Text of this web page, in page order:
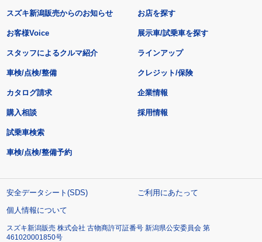
スズキ新潟販売からのお知らせ
お客様Voice
スタッフによるクルマ紹介
お店を探す
展示車/試乗車を探す
ラインアップ
車検/点検/整備 クレジット/保険
カタログ請求
購入相談
試乗車検索
車検/点検/整備予約
企業情報
採用情報
安全データシート(SDS)
ご利用にあたって
個人情報について
スズキ新潟販売 株式会社 古物商許可証番号 新潟県公安委員会 第
461020001850号